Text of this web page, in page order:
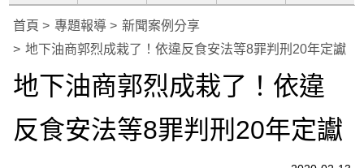
首頁 專題報導
新聞案例分享
地下油商郭烈成栽了！依違反食安法等8罪判刑20年定讞
地下油商郭烈成栽了！依違
反食安法等8罪判刑20年定讞